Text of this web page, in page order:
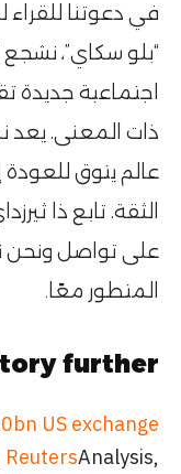
في دعوتنا للقراء
“بلو سكاي”،
اجتماعية جديدة
ذات المعنى. يعد
عالم يتوق للعودة
الثقة. تابع ذا
على تواصل
المتطور معًا۔
further
US exchange
Analysis,